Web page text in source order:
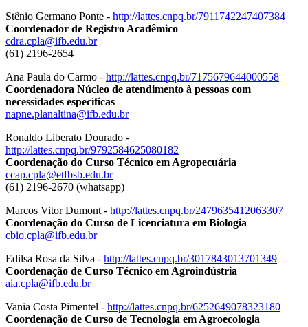
Stênio Germano Ponte - http://lattes.cnpq.br/7911742247407384
Coordenador de Registro Acadêmico
cdra.cpla@ifb.edu.br
(61) 2196-2654
Ana Paula do Carmo - http://lattes.cnpq.br/7175679644000558
Coordenadora Núcleo de atendimento à pessoas com
necessidades específicas
napne.planaltina@ifb.edu.br
Ronaldo Liberato Dourado -
http://lattes.cnpq.br/9792584625080182
Coordenação do Curso Técnico em Agropecuária
ccap.cpla@etfbsb.edu.br
(61) 2196-2670 (whatsapp)
Marcos Vitor Dumont - http://lattes.cnpq.br/2479635412063307
Coordenação do Curso de Licenciatura em Biologia
cbio.cpla@ifb.edu.br
Edilsa Rosa da Silva - http://lattes.cnpq.br/3017843013701349
Coordenação de Curso Técnico em Agroindústria
aia.cpla@ifb.edu.br
Vania Costa Pimentel - http://lattes.cnpq.br/6252649078323180
Coordenação de Curso de Tecnologia em Agroecologia